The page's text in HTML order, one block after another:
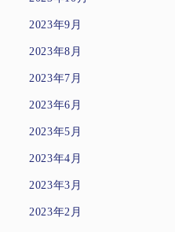
2023年9月
2023年8月
2023年7月
2023年6月
2023年5月
2023年4月
2023年3月
2023年2月